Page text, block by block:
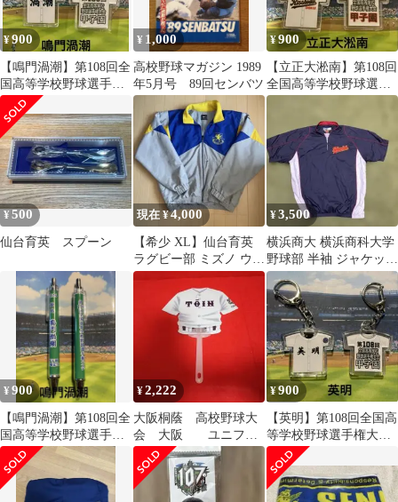
¥900
【鳴門渦潮】第108回全
国高等学校野球選手権
大会記念キーホルダー
¥ 1,000
高校野球マガジン 1989
年5月号 89回センバツ
¥900
【立正大淞南】第108回
全国高等学校野球選手
権大会記念キーホルダ
¥500
仙台育英 スプーン
現在 ¥4,000
【希少 XL】仙台育英
ラグビー部 ミズノ ウイ
ンドブレーカー 公式ウ
¥3,500
横浜商大 横浜商科大学
野球部 半袖 ジャケット
アシックス asics
¥900
【鳴門渦潮】第108回全
国高等学校野球選手権
大会記念ボールペン
【他の学校も可能】
¥2,222
大阪桐蔭 高校野球大
会 大阪 ユニフォ
ーム型 うちわ
¥900
【英明】第108回全国高
等学校野球選手権大会
記念キーホルダー